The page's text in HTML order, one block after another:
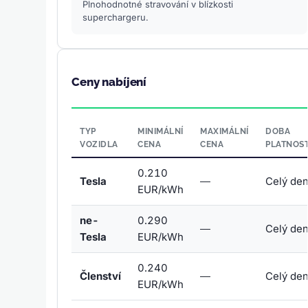
Plnohodnotné stravování v blízkosti
superchargeru.
Ceny nabíjení
TYP
VOZIDLA
MINIMÁLNÍ
CENA
MAXIMÁLNÍ
CENA
DOBA
PLATNOSTI
Tesla
0.210
EUR/kWh
— Celý den
ne-
Tesla
0.290
EUR/kWh
— Celý den
Členství
0.240
EUR/kWh
— Celý den